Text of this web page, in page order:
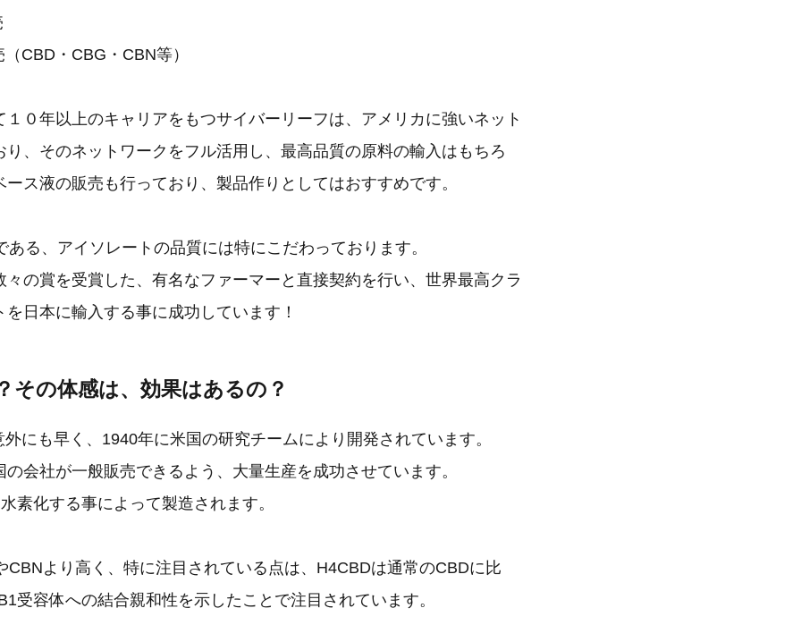
CBD・CBG・CBN等）
１０年以上のキャリアをもつサイバーリーフは、アメリカに強いネット
り、そのネットワークをフル活用し、最高品質の原料の輸入はもちろ
ース液の販売も行っており、製品作りとしてはおすすめです。
ある、アイソレートの品質には特にこだわっております。
々の賞を受賞した、有名なファーマーと直接契約を行い、世界最高クラ
を日本に輸入する事に成功しています！
その体感は、効果はあるの？
にも早く、1940年に米国の研究チームにより開発されています。
会社が一般販売できるよう、大量生産を成功させています。
素化する事によって製造されます。
CBNより高く、特に注目されている点は、H4CBDは通常のCBDに比
受容体への結合親和性を示したことで注目されています。